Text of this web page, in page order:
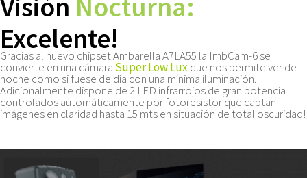
Visión Nocturna:
Excelente!
Gracias al nuevo chipset Ambarella A7LA55 la ImbCam-6 se
convierte en una cámara Super Low Luxque nos permite ver de
noche como si fuese de día con una mínima iluminación.
Adicionalmente dispone de 2 LED infrarrojos de gran potencia
controlados automáticamente por fotoresistor que captan
imágenes en claridad hasta 15 mts en situación de total oscuridad!